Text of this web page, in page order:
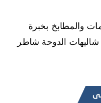
والمطابخ بخبرة
الدوحة شاطر